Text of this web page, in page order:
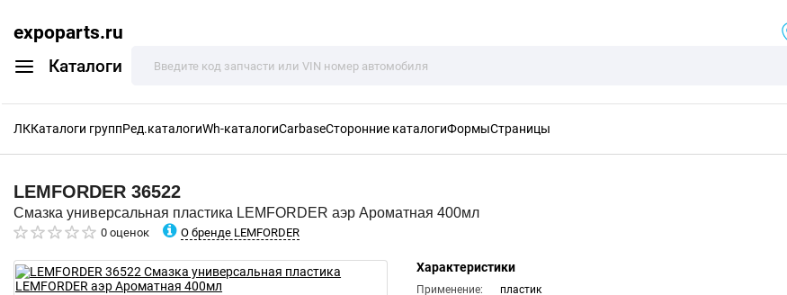
expoparts.ru
Каталоги
ЛККаталоги группРед.каталогиWh-каталогиCarbaseСторонние каталогиФормыСтраницы
LEMFORDER 36522
Смазка универсальная пластика LEMFORDER аэр Ароматная 400мл
0 оценок О бренде LEMFORDER
Характеристики
Применение:
пластик